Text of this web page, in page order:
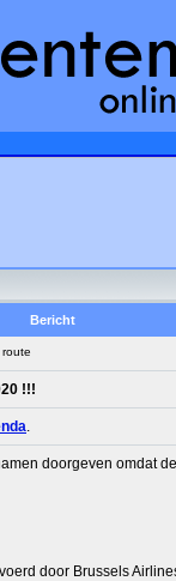
Bericht
!!!
.
doorgeven omdat
door Brussels